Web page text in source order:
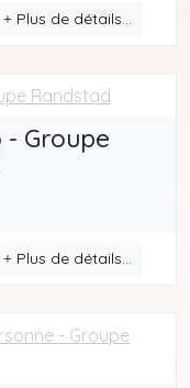
Plus de détails...
Plus de détails...